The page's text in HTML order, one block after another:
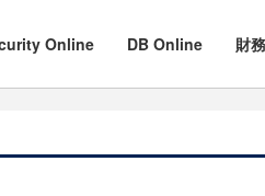
Online DB Online 財